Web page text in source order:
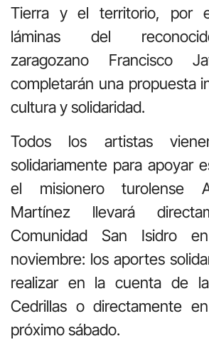
Tierra y el territorio, por
láminas del
zaragozano Francisco
completarán una propuesta
cultura y solidaridad.
Todos los artistas
solidariamente para apoyar
el misionero turolense
Martínez llevará
Comunidad San Isidro
noviembre: los aportes
realizar en la cuenta de
Cedrillas o directamente
próximo sábado.